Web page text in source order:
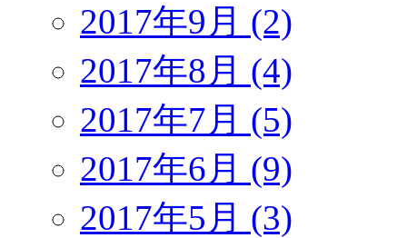
2017年9月 (2)
2017年8月 (4)
2017年7月 (5)
2017年6月 (9)
2017年5月 (3)